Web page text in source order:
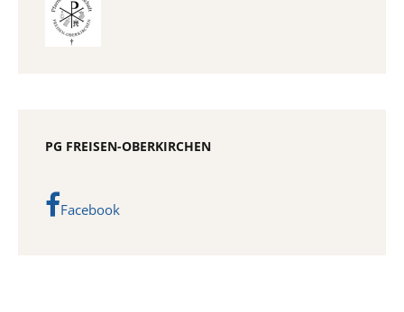
PG FREISEN-OBERKIRCHEN
Facebook